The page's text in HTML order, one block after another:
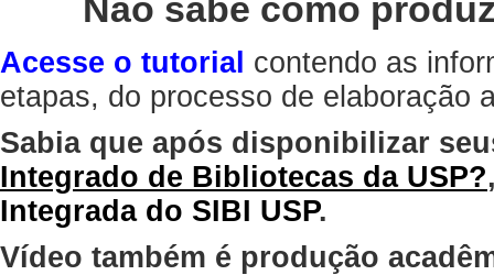
Não sabe como
Acesse o tutorial contendo as
etapas, do processo de elaboração
Sabia que após disponibilizar
Integrado de Bibliotecas da USP?
Integrada do SIBI USP.
Vídeo também é produção